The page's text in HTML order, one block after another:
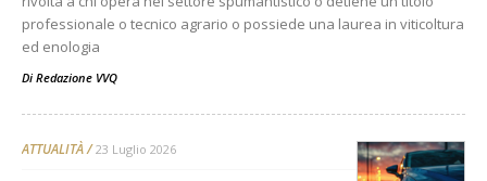
professionale o tecnico agrario o possiede una laurea in viticoltura
ed enologia
Di Redazione VVQ
ATTUALITÀ 23 Luglio 2026